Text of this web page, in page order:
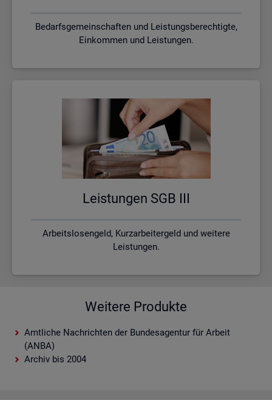
Bedarfsgemeinschaften und Leistungsberechtigte,
Einkommen und Leistungen.
Leis­tun­gen SGB III
Arbeitslosengeld, Kurzarbeitergeld und weitere
Leistungen.
Weitere Produkte
Amtliche Nachrichten der Bundesagentur für Arbeit
(ANBA)
Archiv bis 2004